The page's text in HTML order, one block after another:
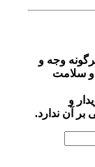
وجه و
ندارد.